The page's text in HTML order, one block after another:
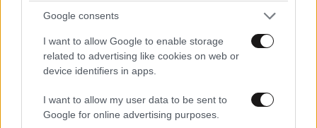
Google consents
I want to allow Google to enable storage
related to advertising like cookies on web or
device identifiers in apps.
I want to allow my user data to be sent to
Google for online advertising purposes.
Xαρακτήρες: 0/1000
Διαβάστε και ακολουθήστε τους κανόνες σχολιασμού
ΠΡΟΣΘΗΚΗ